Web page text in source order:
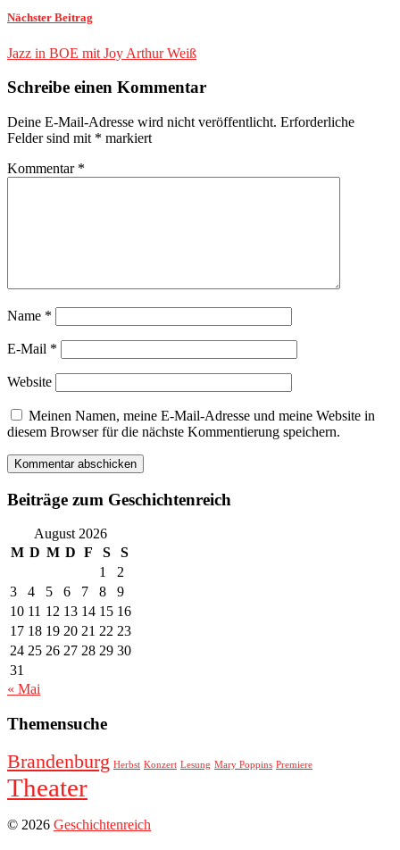
Nächster Beitrag
Jazz in BOE mit Joy Arthur Weiß
Schreibe einen Kommentar
Deine E-Mail-Adresse wird nicht veröffentlicht. Erforderliche
Felder sind mit * markiert
Kommentar *
Name *
E-Mail *
Website
Meinen Namen, meine E-Mail-Adresse und meine Website in
diesem Browser für die nächste Kommentierung speichern.
Beiträge zum Geschichtenreich
August 2026
M D M D F S
S
1
2
3
4 5 6 7 8
9
10 11 12 13 14 15 16
17 18 19 20 21 22 23
24 25 26 27 28 29 30
31
« Mai
Themensuche
Brandenburg Herbst Konzert Lesung Mary Poppins Premiere
Theater
© 2026 Geschichtenreich